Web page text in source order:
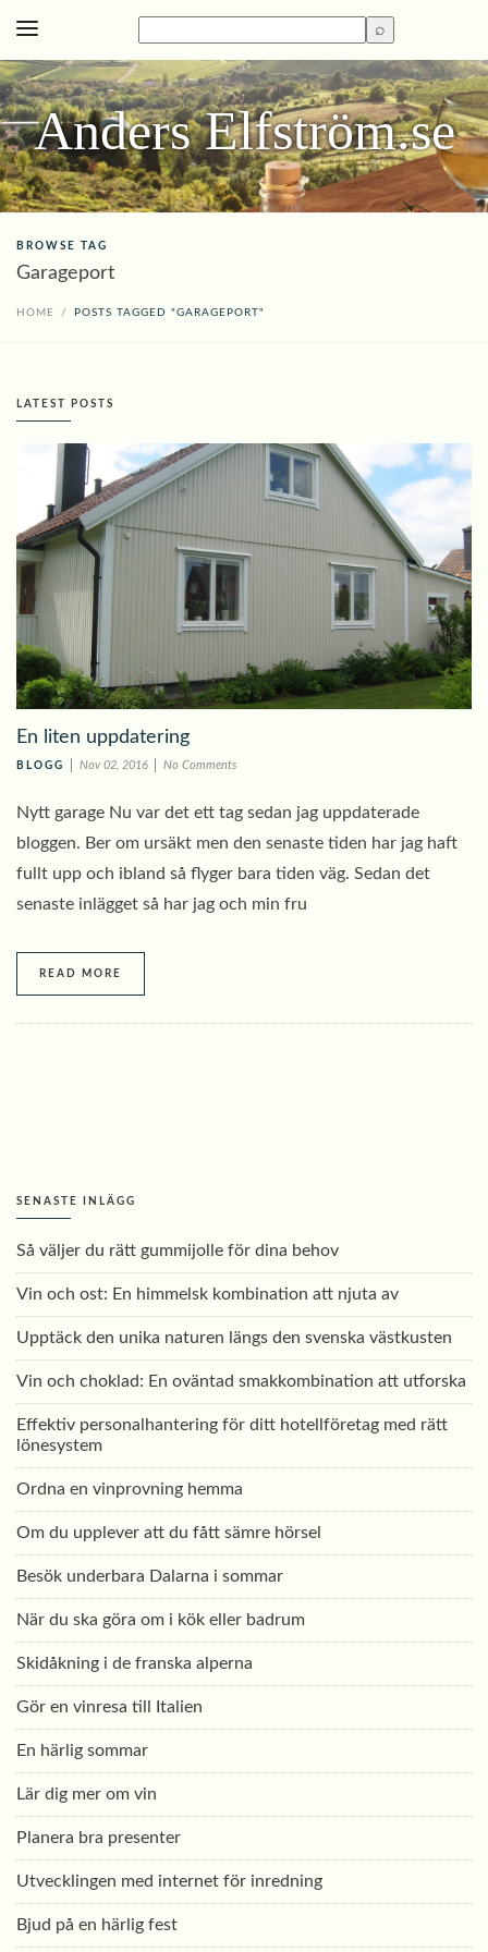
Anders Elfström.se
BROWSE TAG
Garageport
HOME / POSTS TAGGED "GARAGEPORT"
LATEST POSTS
En liten uppdatering
BLOGG Nov 02, 2016 No Comments
Nytt garage Nu var det ett tag sedan jag uppdaterade
bloggen. Ber om ursäkt men den senaste tiden har jag haft
fullt upp och ibland så flyger bara tiden väg. Sedan det
senaste inlägget så har jag och min fru
READ MORE
SENASTE INLÄGG
Så väljer du rätt gummijolle för dina behov
Vin och ost: En himmelsk kombination att njuta av
Upptäck den unika naturen längs den svenska västkusten
Vin och choklad: En oväntad smakkombination att utforska
Effektiv personalhantering för ditt hotellföretag med rätt
lönesystem
Ordna en vinprovning hemma
Om du upplever att du fått sämre hörsel
Besök underbara Dalarna i sommar
När du ska göra om i kök eller badrum
Skidåkning i de franska alperna
Gör en vinresa till Italien
En härlig sommar
Lär dig mer om vin
Planera bra presenter
Utvecklingen med internet för inredning
Bjud på en härlig fest